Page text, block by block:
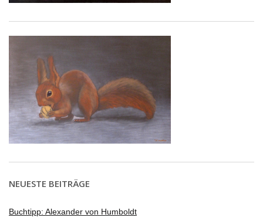
NEUESTE BEITRÄGE
Buchtipp: Alexander von Humboldt